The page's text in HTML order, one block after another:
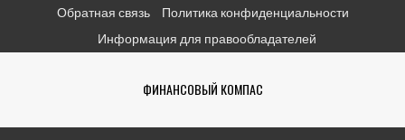
содержимому
Обратная связь
Политика конфиденциальности
Информация для правообладателей
ФИНАНСОВЫЙ КОМПАС